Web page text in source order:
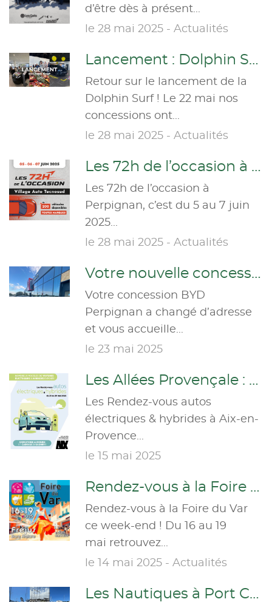
d’être dès à présent...
le 28 mai 2025 - Actualités
Lancement : Dolphin Surf
Retour sur le lancement de la
Dolphin Surf ! Le 22 mai nos
concessions ont...
le 28 mai 2025 - Actualités
Les 72h de l’occasion à Perpignan
Les 72h de l’occasion à
Perpignan, c’est du 5 au 7 juin
2025...
le 28 mai 2025 - Actualités
Votre nouvelle concession BYD à Perpignan !
Votre concession BYD
Perpignan a changé d’adresse
et vous accueille...
le 23 mai 2025
Les Allées Provençale : Les Rendez-vous autos électriques & hybrides
Les Rendez-vous autos
électriques & hybrides à Aix-en-
Provence...
le 15 mai 2025
Rendez-vous à la Foire du Var !
Rendez-vous à la Foire du Var
ce week-end ! Du 16 au 19
mai retrouvez...
le 14 mai 2025 - Actualités
Les Nautiques à Port Camargue !